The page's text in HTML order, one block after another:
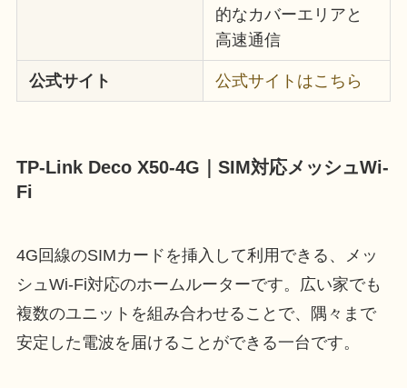
的なカバーエリアと
高速通信
公式サイト 公式サイトはこちら
TP-Link Deco X50-4G｜SIM対応メッシュWi-
Fi
4G回線のSIMカードを挿入して利用できる、メッ
シュWi-Fi対応のホームルーターです。広い家でも
複数のユニットを組み合わせることで、隅々まで
安定した電波を届けることができる一台です。